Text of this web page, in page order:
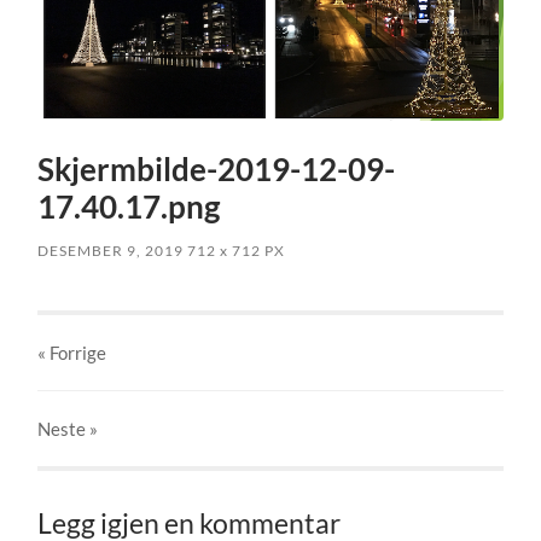
Skjermbilde-2019-12-09-
17.40.17.png
DESEMBER 9, 2019 712x 712 PX
« Forrige
Neste »
Legg igjen en kommentar